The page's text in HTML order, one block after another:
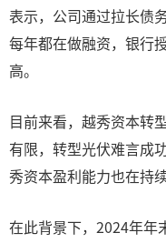
表示，公司通过拉长债
每年都在做融资，银行
高。
目前来看，越秀资本转
有限，转型光伏难言成
秀资本盈利能力也在持
在此背景下，2024年年